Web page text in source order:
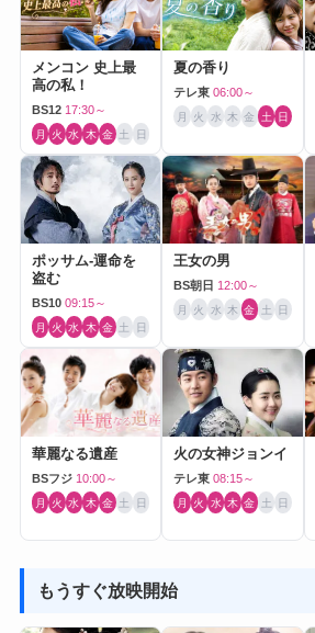
メンコン 史上最
高の私！
BS12 17:30～
月 火 水 木 金 土 日
夏の香り
テレ東 06:00～
月 火 水 木 金 土 日
ポッサム-運命を
盗む
BS10 09:15～
月 火 水 木 金 土 日
王女の男
BS朝日 12:00～
月 火 水 木 金 土 日
華麗なる遺産
BSフジ 10:00～
月 火 水 木 金 土 日
火の女神ジョンイ
テレ東 08:15～
月 火 水 木 金 土 日
もうすぐ放映開始